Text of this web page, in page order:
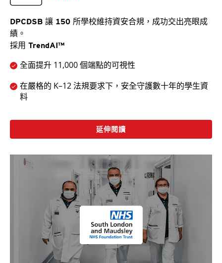
DPCDSB 讓 150 所學校維持資安合規，成功交出亮眼成
績。
採用 TrendAI™
全面提升 11,000 個端點的可視性
在嚴格的 K–12 法規要求下，安全守護數十年的學生資
料
延伸閱讀